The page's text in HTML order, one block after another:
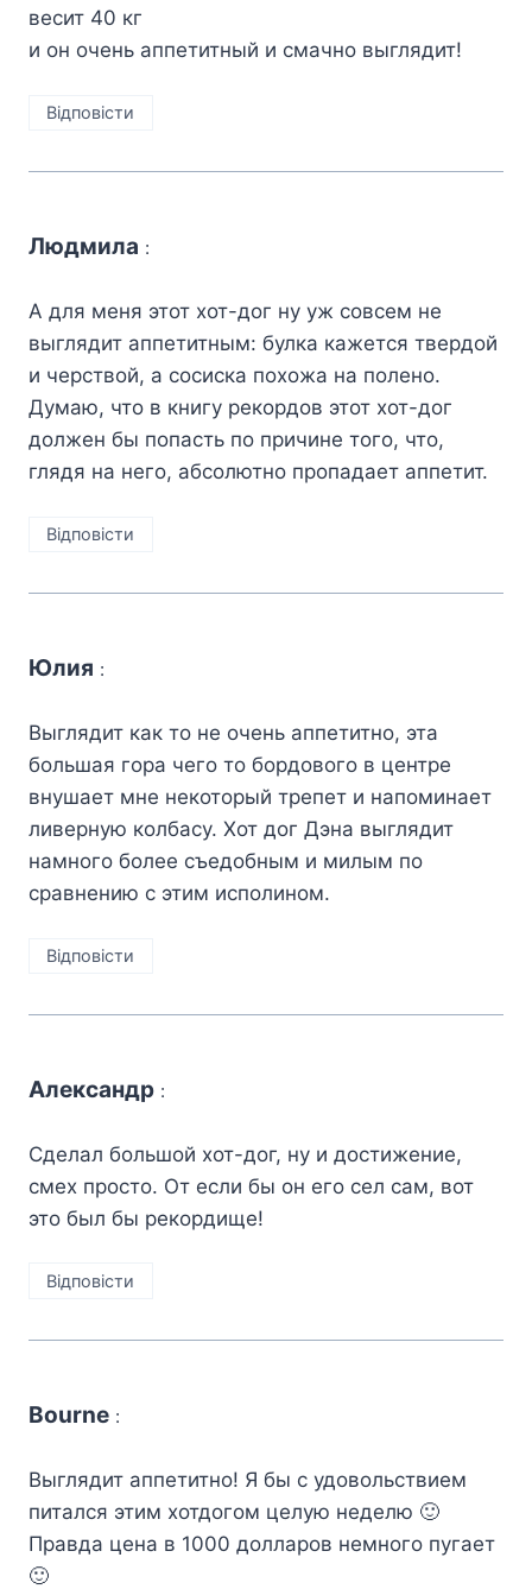
весит 40 кг
и он очень аппетитный и смачно выглядит!
Відповіcти
Людмила :
А для меня этот хот-дог ну уж совсем не
выглядит аппетитным: булка кажется твердой
и черствой, а сосиска похожа на полено.
Думаю, что в книгу рекордов этот хот-дог
должен бы попасть по причине того, что,
глядя на него, абсолютно пропадает аппетит.
Відповіcти
Юлия :
Выглядит как то не очень аппетитно, эта
большая гора чего то бордового в центре
внушает мне некоторый трепет и напоминает
ливерную колбасу. Хот дог Дэна выглядит
намного более съедобным и милым по
сравнению с этим исполином.
Відповіcти
Александр :
Сделал большой хот-дог, ну и достижение,
смех просто. От если бы он его сел сам, вот
это был бы рекордище!
Відповіcти
Bourne :
Выглядит аппетитно! Я бы с удовольствием
питался этим хотдогом целую неделю 🙂
Правда цена в 1000 долларов немного пугает
🙂